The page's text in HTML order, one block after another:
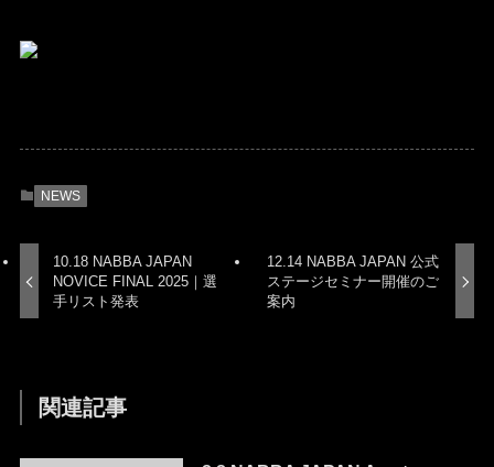
NEWS
10.18 NABBA JAPAN
NOVICE FINAL 2025｜選
手リスト発表
12.14 NABBA JAPAN 公式
ステージセミナー開催のご
案内
関連記事